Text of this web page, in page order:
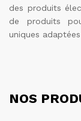
des produits
de produits
uniques
NOS